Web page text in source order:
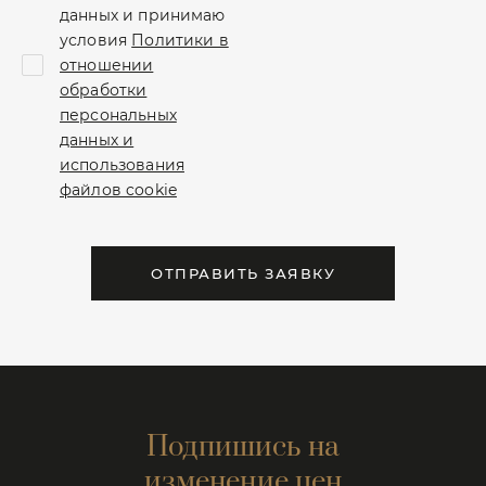
данных и принимаю
условия Политики в
отношении
обработки
персональных
данных и
использования
файлов cookie
ОТПРАВИТЬ ЗАЯВКУ
Подпишись на